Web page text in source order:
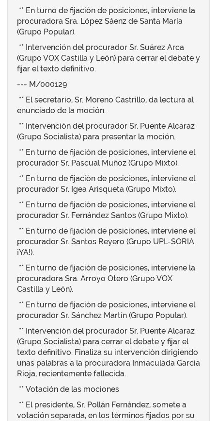
** En turno de fijación de posiciones, interviene la
procuradora Sra. López Sáenz de Santa María
(Grupo Popular).
** Intervención del procurador Sr. Suárez Arca
(Grupo VOX Castilla y León) para cerrar el debate y
fijar el texto definitivo.
--- M/000129
** El secretario, Sr. Moreno Castrillo, da lectura al
enunciado de la moción.
** Intervención del procurador Sr. Puente Alcaraz
(Grupo Socialista) para presentar la moción.
** En turno de fijación de posiciones, interviene el
procurador Sr. Pascual Muñoz (Grupo Mixto).
** En turno de fijación de posiciones, interviene el
procurador Sr. Igea Arisqueta (Grupo Mixto).
** En turno de fijación de posiciones, interviene el
procurador Sr. Fernández Santos (Grupo Mixto).
** En turno de fijación de posiciones, interviene el
procurador Sr. Santos Reyero (Grupo UPL-SORIA
¡YA!).
** En turno de fijación de posiciones, interviene la
procuradora Sra. Arroyo Otero (Grupo VOX
Castilla y León).
** En turno de fijación de posiciones, interviene el
procurador Sr. Sánchez Martín (Grupo Popular).
** Intervención del procurador Sr. Puente Alcaraz
(Grupo Socialista) para cerrar el debate y fijar el
texto definitivo. Finaliza su intervención dirigiendo
unas palabras a la procuradora Inmaculada García
Rioja, recientemente fallecida.
** Votación de las mociones
** El presidente, Sr. Pollán Fernández, somete a
votación separada, en los términos fijados por su